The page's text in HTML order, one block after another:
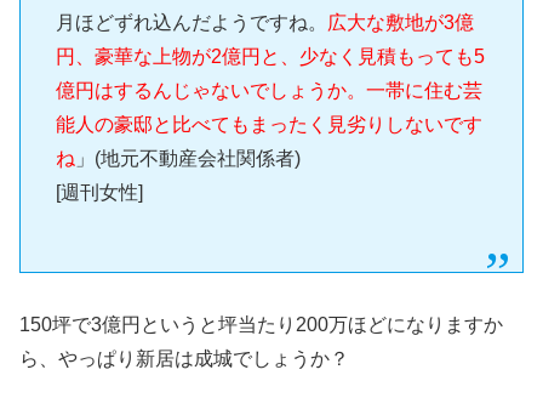
月ほどずれ込んだようですね。
広大な敷地が3億
円、豪華な上物が2億円と、少なく見積もっても5
億円はするんじゃないでしょうか。一帯に住む芸
能人の豪邸と比べてもまったく見劣りしないです
ね 」(地元不動産会社関係者)
[週刊女性]
150坪で3億円というと坪当たり200万ほどになりますか
ら、やっぱり新居は成城でしょうか？